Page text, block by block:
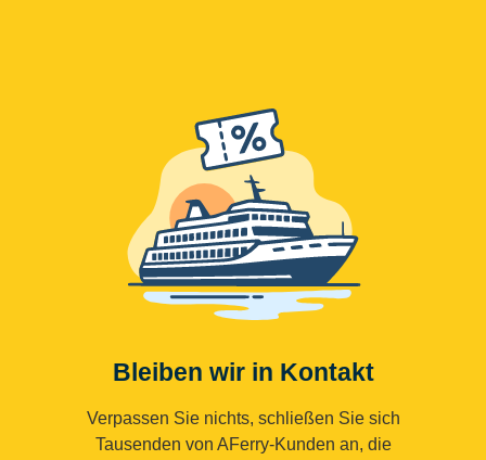
Bleiben wir in Kontakt
Verpassen Sie nichts, schließen Sie sich
Tausenden von AFerry-Kunden an, die